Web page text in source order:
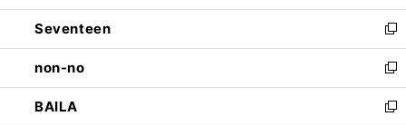
開
く
ウ
で
開
く
ン
ド
ウ
で
開
く
Seventeen
新
し
い
ウ
ィ
non-no
新
し
い
BAILA
新